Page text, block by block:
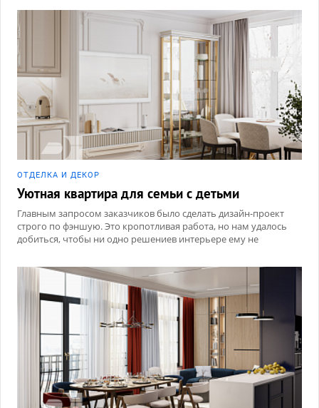
ОТДЕЛКА И ДЕКОР
Уютная квартира для семьи с детьми
Главным запросом заказчиков было сделать дизайн-проект
строго по фэншую. Это кропотливая работа, но нам удалось
добиться, чтобы ни одно решениев интерьере ему не